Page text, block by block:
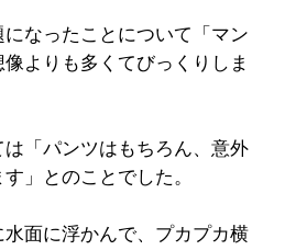
なったことについて「マン
よりも多くてびっくりしま
「パンツはもちろん、意外
」とのことでした。
面に浮かんで、プカプカ横